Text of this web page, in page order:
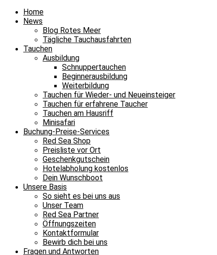
Home
News
Blog Rotes Meer
Tägliche Tauchausfahrten
Tauchen
Ausbildung
Schnuppertauchen
Beginnerausbildung
Weiterbildung
Tauchen für Wieder- und Neueinsteiger
Tauchen für erfahrene Taucher
Tauchen am Hausriff
Minisafari
Buchung-Preise-Services
Red Sea Shop
Preisliste vor Ort
Geschenkgutschein
Hotelabholung kostenlos
Dein Wunschboot
Unsere Basis
So sieht es bei uns aus
Unser Team
Red Sea Partner
Öffnungszeiten
Kontaktformular
Bewirb dich bei uns
Fragen und Antworten